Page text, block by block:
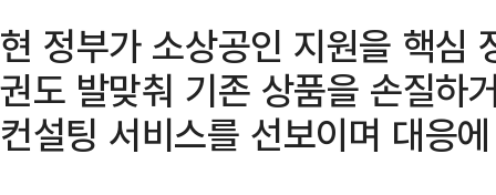
현 정부가 소상공인 지원을 핵심
권도 발맞춰 기존 상품을 손질하
컨설팅 서비스를 선보이며 대응